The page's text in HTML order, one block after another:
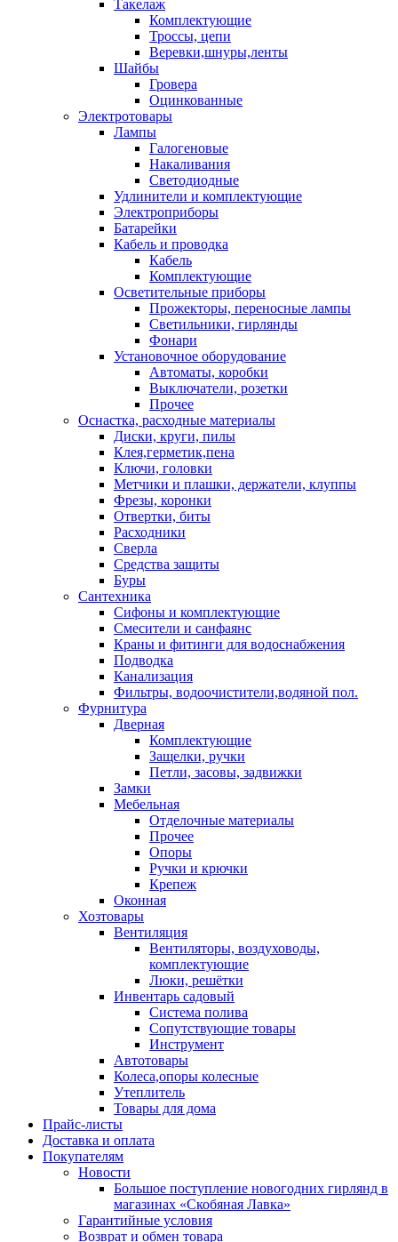
Такелаж
Комплектующие
Троссы, цепи
Веревки,шнуры,ленты
Шайбы
Гровера
Оцинкованные
Электротовары
Лампы
Галогеновые
Накаливания
Светодиодные
Удлинители и комплектующие
Электроприборы
Батарейки
Кабель и проводка
Кабель
Комплектующие
Осветительные приборы
Прожекторы, переносные лампы
Светильники, гирлянды
Фонари
Установочное оборудование
Автоматы, коробки
Выключатели, розетки
Прочее
Оснастка, расходные материалы
Диски, круги, пилы
Клея,герметик,пена
Ключи, головки
Метчики и плашки, держатели, клуппы
Фрезы, коронки
Отвертки, биты
Расходники
Сверла
Средства защиты
Буры
Сантехника
Сифоны и комплектующие
Смесители и санфаянс
Краны и фитинги для водоснабжения
Подводка
Канализация
Фильтры, водоочистители,водяной пол.
Фурнитура
Дверная
Комплектующие
Защелки, ручки
Петли, засовы, задвижки
Замки
Мебельная
Отделочные материалы
Прочее
Опоры
Ручки и крючки
Крепеж
Оконная
Хозтовары
Вентиляция
Вентиляторы, воздуховоды,
комплектующие
Люки, решётки
Инвентарь садовый
Система полива
Сопутствующие товары
Инструмент
Автотовары
Колеса,опоры колесные
Утеплитель
Товары для дома
Прайс-листы
Доставка и оплата
Покупателям
Новости
Большое поступление новогодних гирлянд в
магазинах «Скобяная Лавка»
Гарантийные условия
Возврат и обмен товара